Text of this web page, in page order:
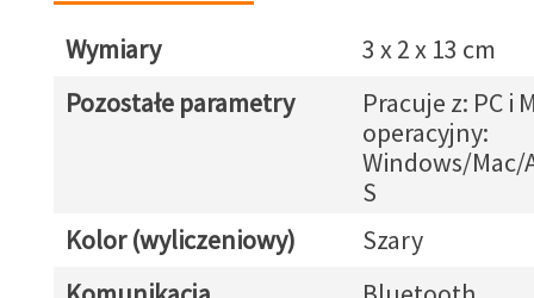
Wymiary
3 x 2 x 13 cm
Pozostałe parametry
Pracuje z: PC i
operacyjny:
Windows/
S
Kolor (wyliczeniowy)
Szary